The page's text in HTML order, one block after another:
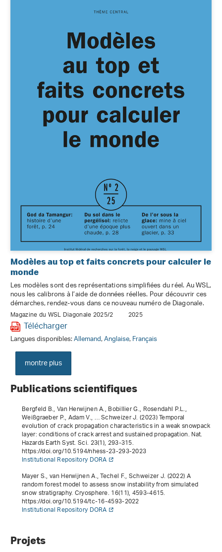
Modèles au top et faits concrets pour calculer le
monde
Les modèles sont des représentations simplifiées du réel. Au WSL,
nous les calibrons à l’aide de données réelles. Pour découvrir ces
démarches, rendez-vous dans ce nouveau numéro de Diagonale.
Magazine du WSL Diagonale 2025/2 2025
Télécharger
Langues disponibles:Allemand,Anglaise,Français
montre plus
Publications scientifiques
Bergfeld B., Van Herwijnen A., Bobillier G., Rosendahl P.L.,
Weißgraeber P., Adam V., … Schweizer J. (2023) Temporal
evolution of crack propagation characteristics in a weak snowpack
layer: conditions of crack arrest and sustained propagation. Nat.
Hazards Earth Syst. Sci.23(1), 293-315.
https://doi.org/10.5194/nhess-23-293-2023
Institutional Repository DORA
Mayer S., van Herwijnen A., Techel F., Schweizer J. (2022) A
random forest model to assess snow instability from simulated
snow stratigraphy. Cryosphere.16(11), 4593-4615.
https://doi.org/10.5194/tc-16-4593-2022
Institutional Repository DORA
Projets